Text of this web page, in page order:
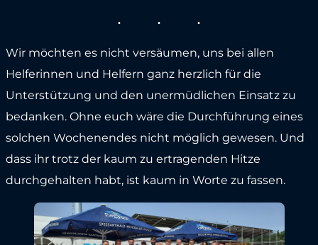
Wir möchten es nicht versäumen, uns bei allen
Helferinnen und Helfern ganz herzlich für die
Unterstützung und den unermüdlichen Einsatz zu
bedanken. Ohne euch wäre die Durchführung eines
solchen Wochenendes nicht möglich gewesen. Und
dass ihr trotz der kaum zu ertragenden Hitze
durchgehalten habt, ist kaum in Worte zu fassen.